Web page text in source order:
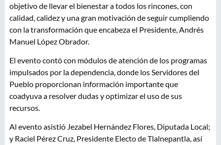
objetivo de llevar el bienestar a todos los rincones, con
calidad, calidez y una gran motivación de seguir cumpliendo
con la transformación que encabeza el Presidente, Andrés
Manuel López Obrador.
El evento contó con módulos de atención de los programas
impulsados por la dependencia, donde los Servidores del
Pueblo proporcionan información importante que
coadyuva a resolver dudas y optimizar el uso de sus
recursos.
Al evento asistió Jezabel Hernández Flores, Diputada Local;
y Raciel Pérez Cruz, Presidente Electo de Tlalnepantla, así